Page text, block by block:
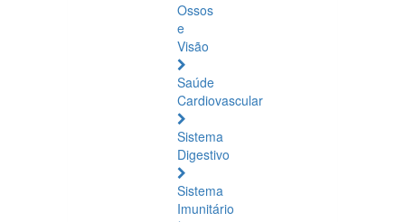
Ossos
e
Visão
Saúde
Cardiovascular
Sistema
Digestivo
Sistema
Imunitário